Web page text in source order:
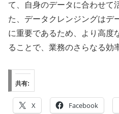
て、自身のデータに合わせて
た、データクレンジングはデ
に重要であるため、より高度
ることで、業務のさらなる効
共有:
X Facebook